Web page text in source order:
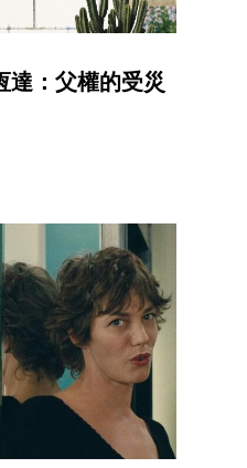
：父權的受災